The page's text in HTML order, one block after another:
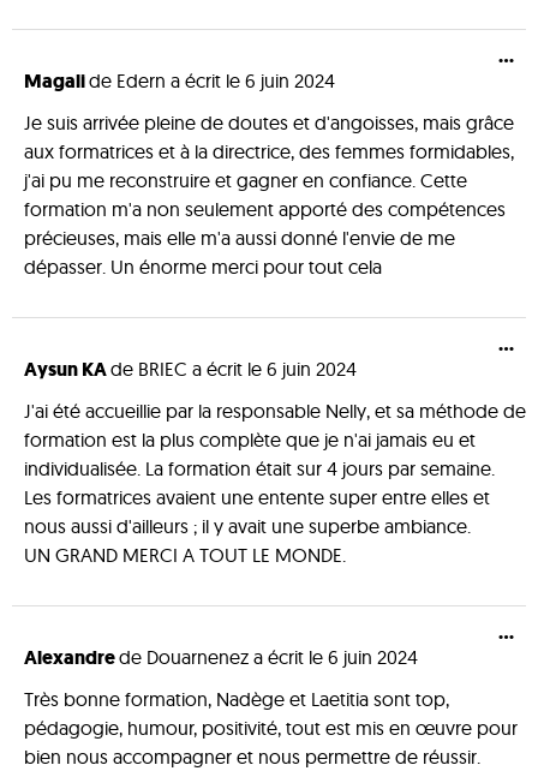
Magalide Edern a écrit le 6 juin 2024
Je suis arrivée pleine de doutes et d'angoisses, mais grâce
aux formatrices et à la directrice, des femmes formidables,
j'ai pu me reconstruire et gagner en confiance. Cette
formation m'a non seulement apporté des compétences
précieuses, mais elle m'a aussi donné l'envie de me
dépasser. Un énorme merci pour tout cela
...
Aysun KAde BRIEC a écrit le 6 juin 2024
J'ai été accueillie par la responsable Nelly, et sa méthode de
formation est la plus complète que je n'ai jamais eu et
individualisée. La formation était sur 4 jours par semaine.
Les formatrices avaient une entente super entre elles et
nous aussi d'ailleurs ; il y avait une superbe ambiance.
UN GRAND MERCI A TOUT LE MONDE.
...
Alexandrede Douarnenez a écrit le 6 juin 2024
Très bonne formation, Nadège et Laetitia sont top,
pédagogie, humour, positivité, tout est mis en œuvre pour
bien nous accompagner et nous permettre de réussir.
...